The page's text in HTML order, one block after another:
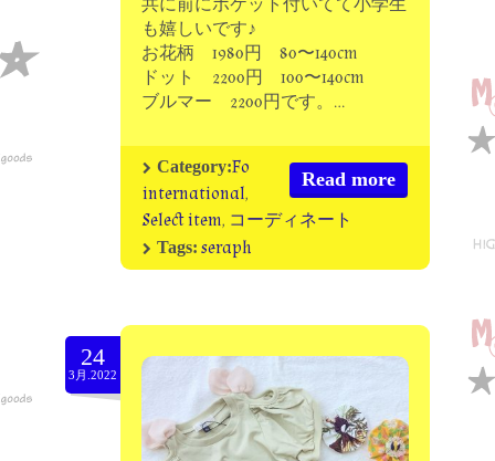
共に前にポケット付いてて小学生
も嬉しいです♪
お花柄 1980円 80〜140cm
ドット 2200円 100〜140cm
ブルマー 2200円です。…
Read more
Category:Fo
international,
Select item, コーディネート
Tags: seraph
24
3月.2022